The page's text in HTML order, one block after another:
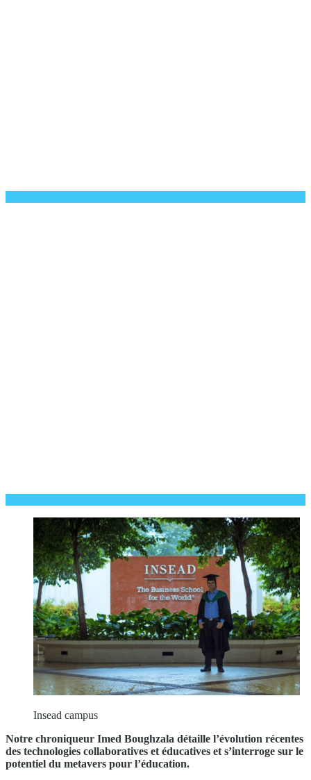
Insead campus
Notre chroniqueur Imed Boughzala détaille l’évolution récentes
des technologies collaboratives et éducatives et s’interroge sur le
potentiel du metavers pour l’éducation.